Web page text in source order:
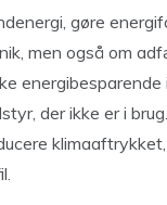
gøre
men også om
energibesparende
der ikke er i